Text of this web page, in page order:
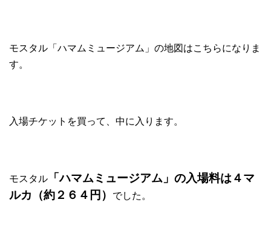
モスタル「ハマムミュージアム」の地図はこちらになりま
す。
入場チケットを買って、中に入ります。
モスタル
「ハマムミュージアム」の入場料は４マ
ルカ（約２６４円）
でした。